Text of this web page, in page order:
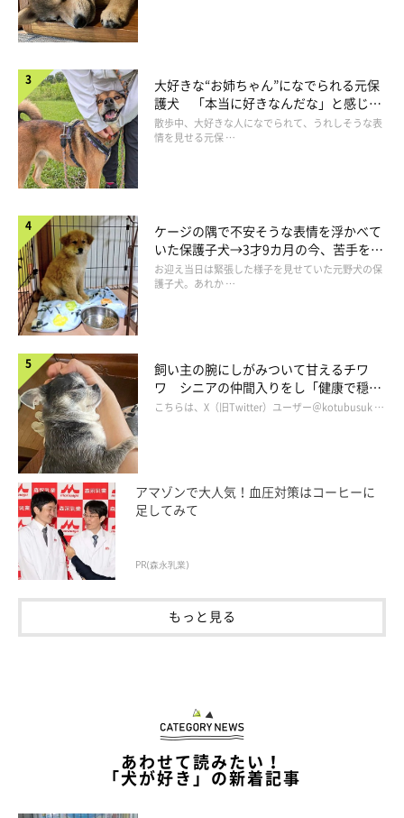
大好きな“お姉ちゃん”になでられる元保
護犬 「本当に好きなんだな」と感じる
表情にほっこり
散歩中、大好きな人になでられて、うれしそうな表
情を見せる元保 …
ケージの隅で不安そうな表情を浮かべて
いた保護子犬→3才9カ月の今、苦手を克
服し頼もしいコに成長！
お迎え当日は緊張した様子を見せていた元野犬の保
護子犬。あれか …
飼い主の腕にしがみついて甘えるチワ
ワ シニアの仲間入りをし「健康で穏や
かな暮らしが続いてほしい」と願う
こちらは、X（旧Twitter）ユーザー＠kotubusuk …
アマゾンで大人気！血圧対策はコーヒーに
足してみて
PR(森永乳業)
もっと見る
あわせて読みたい！
「犬が好き」の新着記事